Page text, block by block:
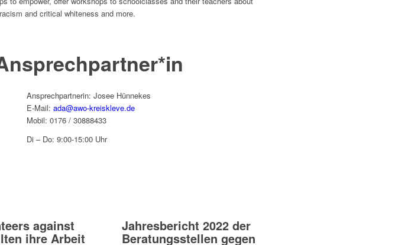
and critical whiteness and more.
Ansprechpartnerin: Josee Hünnekes
E-Mail:ada@awo-kreiskleve.de
Mobil: 0176 / 30888433
Di – Do: 9:00-15:00 Uhr
against
ihre Arbeit
Jahresbericht 2022 der
Beratungsstellen gegen